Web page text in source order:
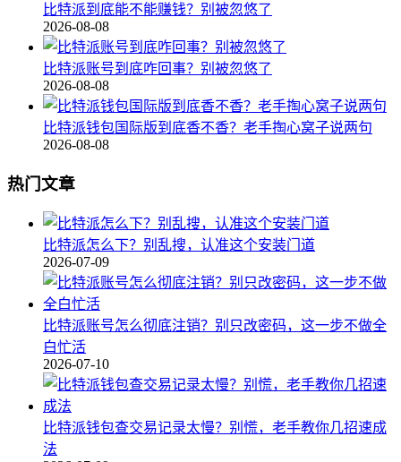
比特派到底能不能赚钱？别被忽悠了
2026-08-08
比特派账号到底咋回事？别被忽悠了
2026-08-08
比特派钱包国际版到底香不香？老手掏心窝子说两句
2026-08-08
热门文章
比特派怎么下？别乱搜，认准这个安装门道
2026-07-09
比特派账号怎么彻底注销？别只改密码，这一步不做全
白忙活
2026-07-10
比特派钱包查交易记录太慢？别慌，老手教你几招速成
法